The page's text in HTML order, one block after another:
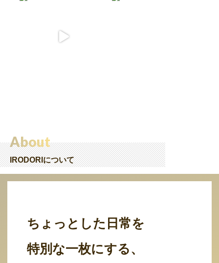
About
IRODORIについて
ちょっとした日常を
特別な一枚にする、